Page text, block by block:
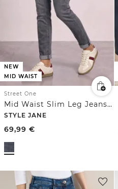
NEW
MID WAIST
Street One
Mid Waist Slim Leg Jeans mit Dekodetail
STYLE JANE
69,99 €